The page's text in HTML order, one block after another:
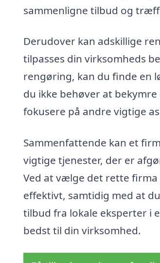
sammenligne tilbud og
Derudover kan adskillige
tilpasses din virksomheds
rengøring, kan du finde en
du ikke behøver at
fokusere på andre vigtige
Sammenfattende kan et
vigtige tjenester, der er
Ved at vælge det rette
effektivt, samtidig med at
tilbud fra lokale eksperter i
bedst til din virksomhed.